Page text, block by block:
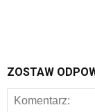
ZOSTAW